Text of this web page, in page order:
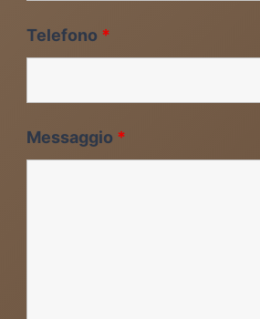
Telefono *
Messaggio *